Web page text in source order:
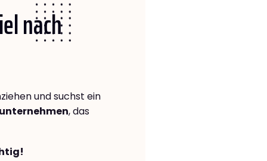
nach
und suchst ein
, das